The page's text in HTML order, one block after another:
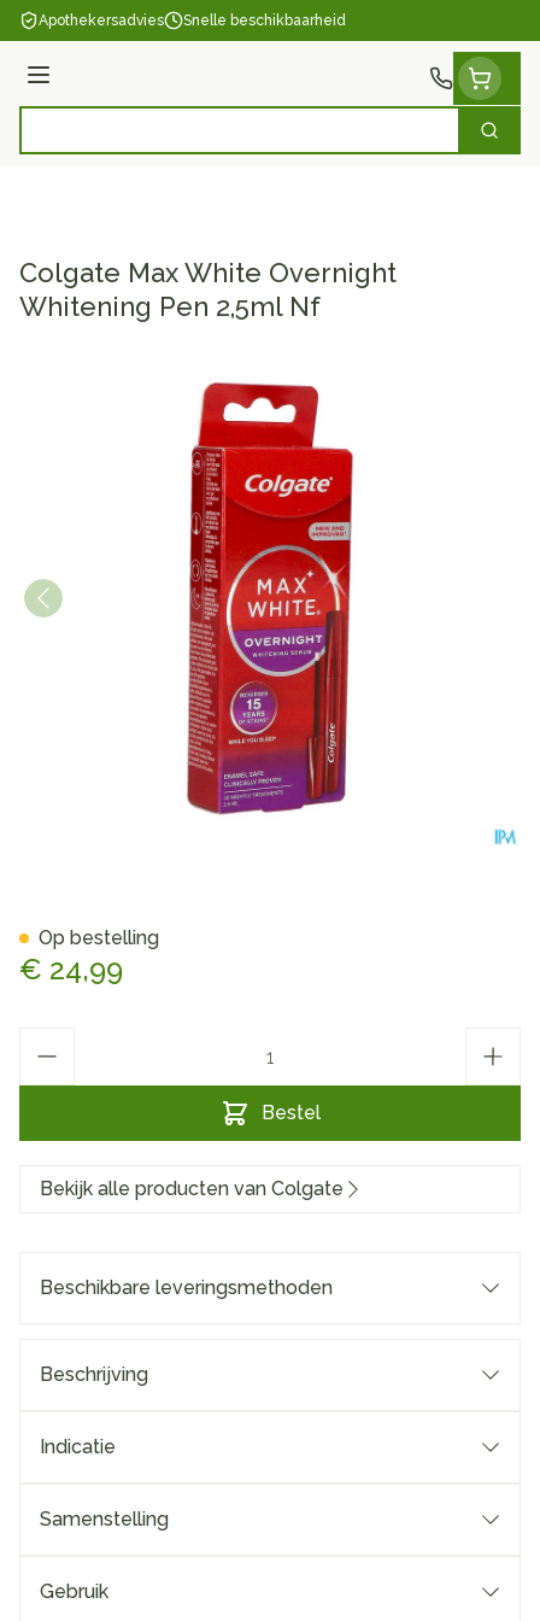
Ga naar de inhoud
Apothekersadvies Snelle beschikbaarheid
Menu
Zoek
Colgate Max White Overnight
Whitening Pen 2,5ml Nf
€ 24,99
Bestel
Op bestelling
Bekijk alle producten van Colgate
Beschikbare leveringsmethoden
Beschrijving
Indicatie
Samenstelling
Gebruik